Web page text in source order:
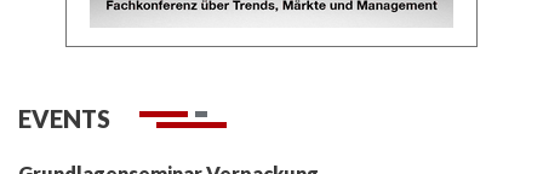
EVENTS